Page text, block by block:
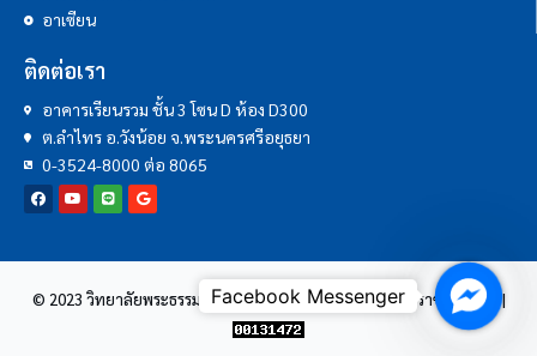
อาเซียน
ติดต่อเรา
อาคารเรียนรวม ชั้น 3 โซน D ห้อง D300
ต.ลำไทร อ.วังน้อย จ.พระนครศรีอยุธยา
0-3524-8000 ต่อ 8065
© 2023 วิทยาลัยพระธรรมทูต | มหาวิทยาลัยมหาจุฬาลงกรณราชวิทยาลัย |